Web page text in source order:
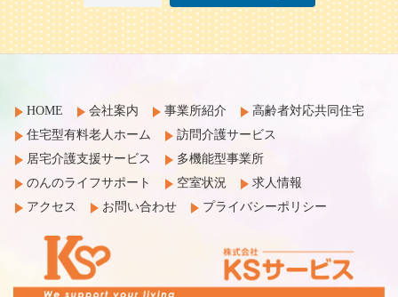
HOME 会社案内 事業所紹介
高齢者対応共同住宅
住宅型有料老人ホーム
訪問介護サービス
居宅介護支援サービス
多機能型事業所
のんのライフサポート
空室状況
求人情報
アクセス
お問い合わせ プライバシーポリシー